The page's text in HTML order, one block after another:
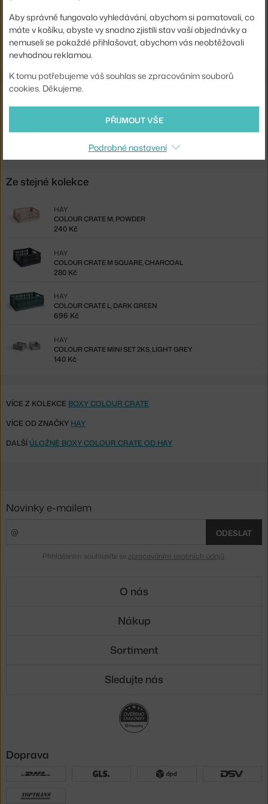
Ste zo Slovenska? Prejdite naVeko Colour Crate XL, charcoal
Shopping from the EU? Switch toColour Crate Lid XL, charcoal
Související produkty
COLOUR CRATE XL, CHARCOAL
Ze stejné kolekce
COLOUR CRATE M, POWDER
HAY
240 Kč
COLOUR CRATE M SQUARE, CHARCOAL
HAY
280 Kč
COLOUR CRATE L, DARK GREEN
HAY
696 Kč
COLOUR CRATE MINI SET 2KS, LIGHT GREY
HAY
140 Kč
VÍCE Z KOLEKCE BOXY COLOUR CRATE
VÍCE OD ZNAČKY HAY
DALŠÍ ÚLOŽNÉ BOXY COLOUR CRATE OD HAY
Aby správně fungovalo vyhledávání, abychom si pamatovali, co
máte v košíku, abyste vy snadno zjistili stav vaší objednávky a
nemuseli se pokaždé přihlašovat, abychom vás neobtěžovali
nevhodnou reklamou.
K tomu potřebujeme váš souhlas se zpracováním souborů
cookies. Děkujeme.
PŘIJMOUT VŠE
Podrobné nastavení
Novinky e-mailem
ODESLAT
Přihlášením souhlasíte se zpracováním osobních údajů
O nás
Nákup
Sortiment
Sledujte nás
Doprava